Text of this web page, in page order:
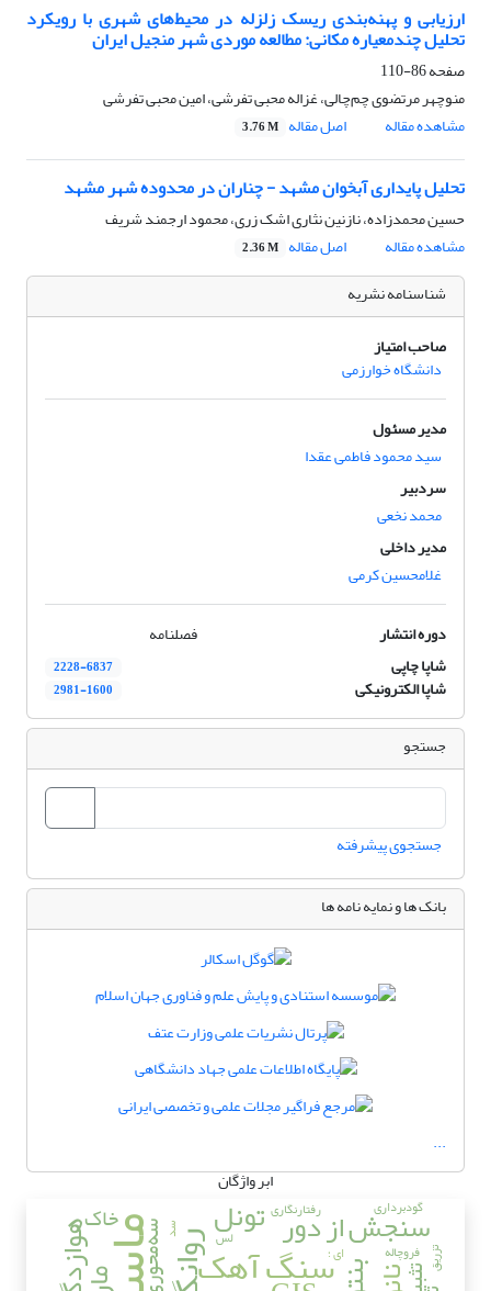
ارزیابی و پهنه‌بندی ریسک زلزله در محیط‌های شهری با رویکرد
تحلیل چندمعیاره مکانی: مطالعه موردی شهر منجیل ایران
صفحه86-110
منوچهر مرتضوی چم‌چالی، غزاله محبی تفرشی، امین محبی تفرشی
مشاهده مقاله
اصل مقاله 3.76 M
تحلیل پایداری آبخوان مشهد - چناران در محدوده شهر مشهد
حسین محمدزاده، نازنین نثاری اشک زری، محمود ارجمند شریف
مشاهده مقاله
اصل مقاله 2.36 M
شناسنامه نشریه
صاحب امتیاز
دانشگاه خوارزمی
مدیر مسئول
سید محمود فاطمی عقدا
سردبیر
محمد نخعی
مدیر داخلی
غلامحسین کرمی
دوره انتشار
فصلنامه
شاپا چاپی
2228-6837
شاپا الکترونیکی 2981-1600
جستجو
جستجوی پیشرفته
بانک ها و نمایه نامه ها
...
ابر واژگان
ماسه سنگ آهک هوازدگی سنجش از دور تونل خاک سه‌محوریسد
تزریق
رفتارنگاری گودبرداری
ای ؛ فروچاله
لس